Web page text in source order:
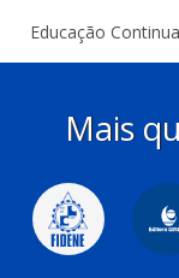
Educação
Mais